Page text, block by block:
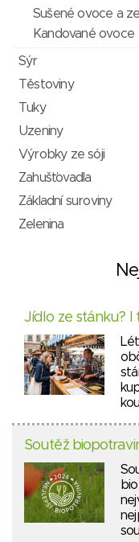
Sušené ovoce a
Kandované ovoce
Sýr
Těstoviny
Tuky
Uzeniny
Výrobky ze sóji
Zahušťovadla
Základní suroviny
Zelenina
Jídlo ze stánku?
Soutěž